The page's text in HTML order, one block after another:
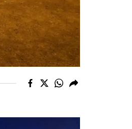
Tunceli
Şanlıurfa
Uşak
Zonguldak